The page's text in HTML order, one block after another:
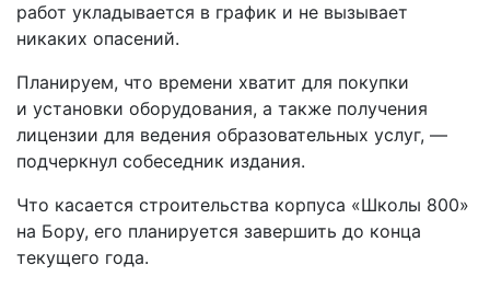
работ укладывается в график и не вызывает
никаких опасений.
Планируем, что времени хватит для покупки
и установки оборудования, а также получения
лицензии для ведения образовательных услуг, —
подчеркнул собеседник издания.
Что касается строительства корпуса «Школы 800»
на Бору, его планируется завершить до конца
текущего года.